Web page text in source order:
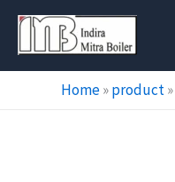
Skip
content
Home»product»